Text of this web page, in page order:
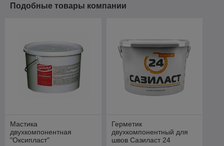
Подобные товары компании
Мастика
двухкомпонентная
"Оксипласт"
Герметик
двухкомпонентный для
швов Сазиласт 24